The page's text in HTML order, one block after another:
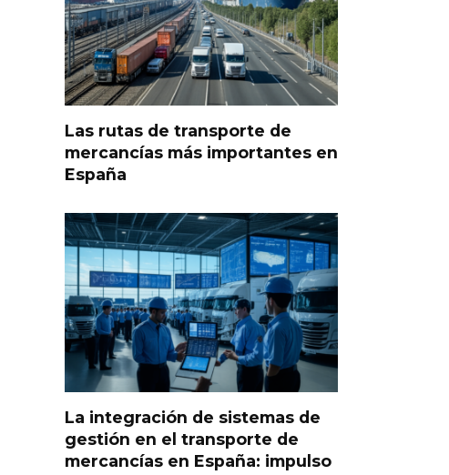
Las rutas de transporte de
mercancías más importantes en
España
La integración de sistemas de
gestión en el transporte de
mercancías en España: impulso